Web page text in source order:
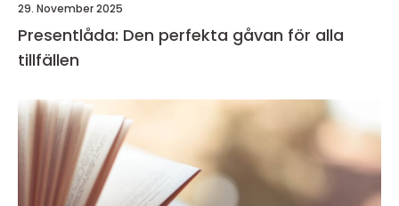
29. November 2025
Presentlåda: Den perfekta gåvan för alla
tillfällen